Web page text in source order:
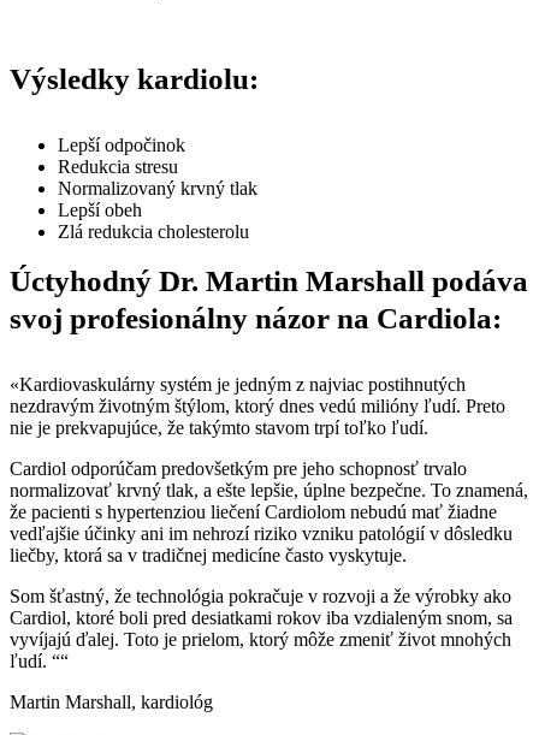
Výsledky kardiolu:
Lepší odpočinok
Redukcia stresu
Normalizovaný krvný tlak
Lepší obeh
Zlá redukcia cholesterolu
Úctyhodný Dr. Martin Marshall podáva
svoj profesionálny názor na Cardiola:
«Kardiovaskulárny systém je jedným z najviac postihnutých
nezdravým životným štýlom, ktorý dnes vedú milióny ľudí. Preto
nie je prekvapujúce, že takýmto stavom trpí toľko ľudí.
Cardiol odporúčam predovšetkým pre jeho schopnosť trvalo
normalizovať krvný tlak, a ešte lepšie, úplne bezpečne. To znamená,
že pacienti s hypertenziou liečení Cardiolom nebudú mať žiadne
vedľajšie účinky ani im nehrozí riziko vzniku patológií v dôsledku
liečby, ktorá sa v tradičnej medicíne často vyskytuje.
Som šťastný, že technológia pokračuje v rozvoji a že výrobky ako
Cardiol, ktoré boli pred desiatkami rokov iba vzdialeným snom, sa
vyvíjajú ďalej. Toto je prielom, ktorý môže zmeniť život mnohých
ľudí. ““
Martin Marshall, kardiológ